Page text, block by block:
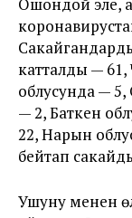
катталды —
облусунда —
— 2, Баткен
22, Нарын
бейтап
Ушуну менен